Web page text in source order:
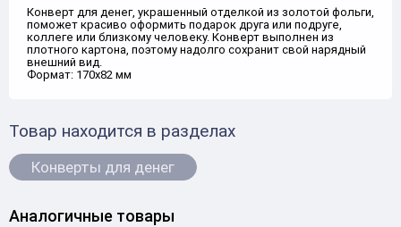
Конверт для денег, украшенный отделкой из золотой фольги,
поможет красиво оформить подарок друга или подруге,
коллеге или близкому человеку. Конверт выполнен из
плотного картона, поэтому надолго сохранит свой нарядный
внешний вид.
Формат: 170х82 мм
Товар находится в разделах
Конверты для денег
Аналогичные товары